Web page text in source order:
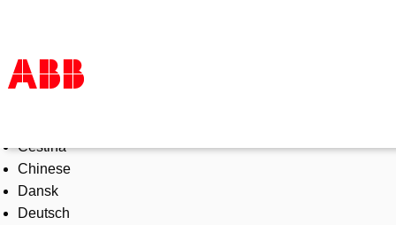
Products & Solutions
Industries
Services
About us
Čeština
Chinese
Dansk
Deutsch